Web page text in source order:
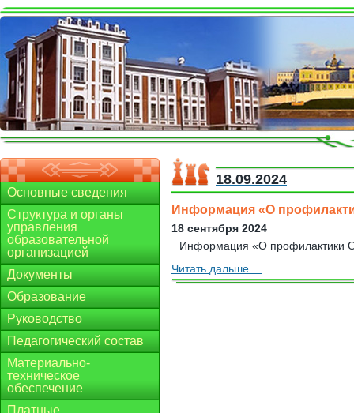
Основные сведения
Структура и органы
управления
образовательной
организацией
Документы
Образование
Руководство
Педагогический состав
Материально-
техническое
обеспечение
Платные
18.09.2024
Информация «О
18 сентября 2024
Информация «О профилактики
Читать дальше ...